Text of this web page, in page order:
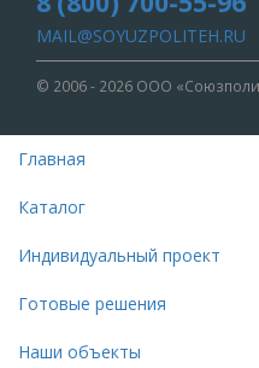
MAIL@SOYUZPOLITEH.RU
© 2006 - 2026 ООО
Главная
Каталог
Индивидуальный проект
Готовые решения
Наши объекты